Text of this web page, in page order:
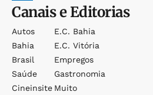
Canais e Editorias
Autos
Bahia
Brasil
Saúde
Cineinsite
E.c. Bahia
E.c. Vitória
Empregos
Gastronomia
Muito